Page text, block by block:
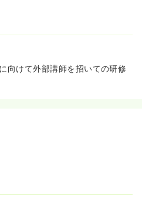
向けて外部講師を招いての研修